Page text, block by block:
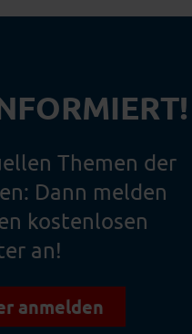
Themen der
Dann melden
kostenlosen
an!
anmelden